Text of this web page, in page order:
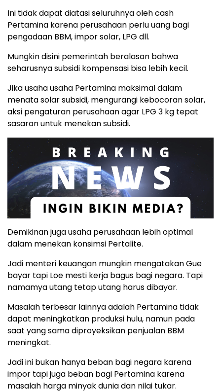
Ini tidak dapat diatasi seluruhnya oleh cash
Pertamina karena perusahaan perlu uang bagi
pengadaan BBM, impor solar, LPG dll.
Mungkin disini pemerintah beralasan bahwa
seharusnya subsidi kompensasi bisa lebih kecil.
Jika usaha usaha Pertamina maksimal dalam
menata solar subsidi, mengurangi kebocoran solar,
aksi pengaturan perusahaan agar LPG 3 kg tepat
sasaran untuk menekan subsidi.
Demikinan juga usaha perusahaan lebih optimal
dalam menekan konsimsi Pertalite.
Jadi menteri keuangan mungkin mengatakan Gue
bayar tapi Loe mesti kerja bagus bagi negara. Tapi
namamya utang tetap utang harus dibayar.
Masalah terbesar lainnya adalah Pertamina tidak
dapat meningkatkan produksi hulu, namun pada
saat yang sama diproyeksikan penjualan BBM
meningkat.
Jadi ini bukan hanya beban bagi negara karena
impor tapi juga beban bagi Pertamina karena
masalah harga minyak dunia dan nilai tukar.